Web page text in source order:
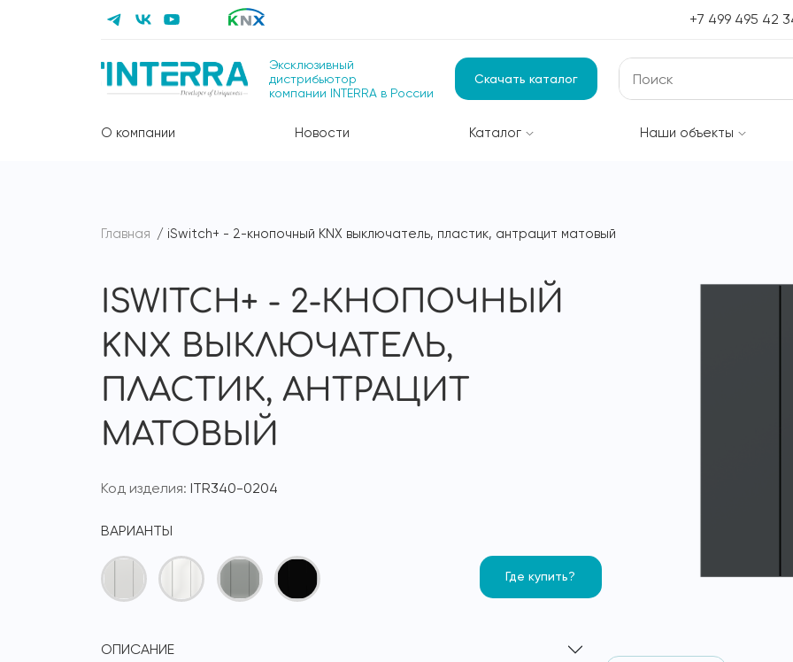
+7 499 495 42
Эксклюзивный
дистрибьютор
компании INTERRA в России
Скачать каталог
О компании Новости Каталог Наши объекты
Главная iSwitch+ - 2-кнопочный KNX выключатель, пластик, антрацит матовый
ISWITCH+ - 2-КНОПОЧНЫЙ
KNX ВЫКЛЮЧАТЕЛЬ,
ПЛАСТИК, АНТРАЦИТ
МАТОВЫЙ
Код изделия: ITR340-0204
ВАРИАНТЫ
Где купить?
ОПИСАНИЕ